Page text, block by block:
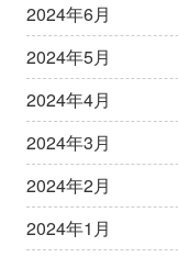
2024年6月
2024年5月
2024年4月
2024年3月
2024年2月
2024年1月